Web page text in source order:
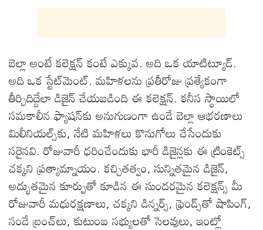
బెల్లా అంటే కలెక్షన్ కంటే ఎక్కువ. అది ఒక యాటిట్యూడ్‌.
అది ఒక స్టేట్‌మెంట్‌. మహిళలను ప్రతీరోజు ప్రత్యేకంగా
తీర్చిదిద్దేలా డిజైన్‌ చేయబడింది ఈ కలెక్షన్. కనీస స్థాయిలో
సమకాలీన ఫ్యాషన్‌కు అనుగుణంగా ఉండే బెల్లా ఆభరణాలు
మిలీనియల్స్‌కు, నేటి మహిళలు కొనుగోలు చేసేందుకు
సరైనవి. రోజువారీ ధరించేందుకు భారీ డిజైన్లకు ఈ ట్రింకెట్స్‌
చక్కని ప్రత్యామ్నాయం. కచ్చితత్వం, సున్నితమైన డిజైన్‌,
అద్భుతమైన కూర్పుతో కూడిన ఈ సుందరమైన కలెక్షన్స్ మీ
రోజువారీ మధురక్షణాలు, చక్కని డిన్నర్స్‌, ఫ్రెండ్స్‌తో షాపింగ్‌,
సండే బ్రంచ్‌లు, కుటుంబ సభ్యులతో సెలవులు, ఇంట్లో